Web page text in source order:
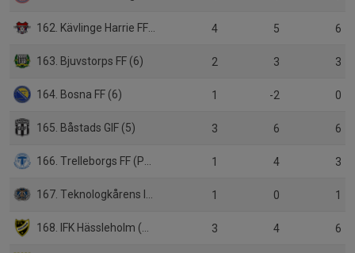
162. Kävlinge Harrie FF (5) 4 5 6
163. Bjuvstorps FF (6) 2 3 3
164. Bosna FF (6) 1 -2 0
165. Båstads GIF (5) 3 6 6
166. Trelleborgs FF (P19) 1 4 3
167. Teknologkårens IF LTH (6) 1 0 1
168. IFK Hässleholm (P19 Div.1) 3 4 6